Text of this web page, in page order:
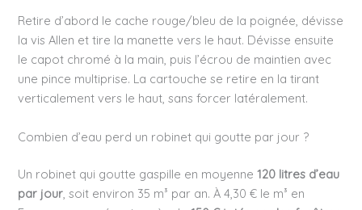
Retire d’abord le cache rouge/bleu de la poignée, dévisse
la vis Allen et tire la manette vers le haut. Dévisse ensuite
le capot chromé à la main, puis l’écrou de maintien avec
une pince multiprise. La cartouche se retire en la tirant
verticalement vers le haut, sans forcer latéralement.
Combien d’eau perd un robinet qui goutte par jour ?
Un robinet qui goutte gaspille en moyenne120 litres d’eau
par jour , soit environ 35 m³ par an. À 4,30 € le m³ en